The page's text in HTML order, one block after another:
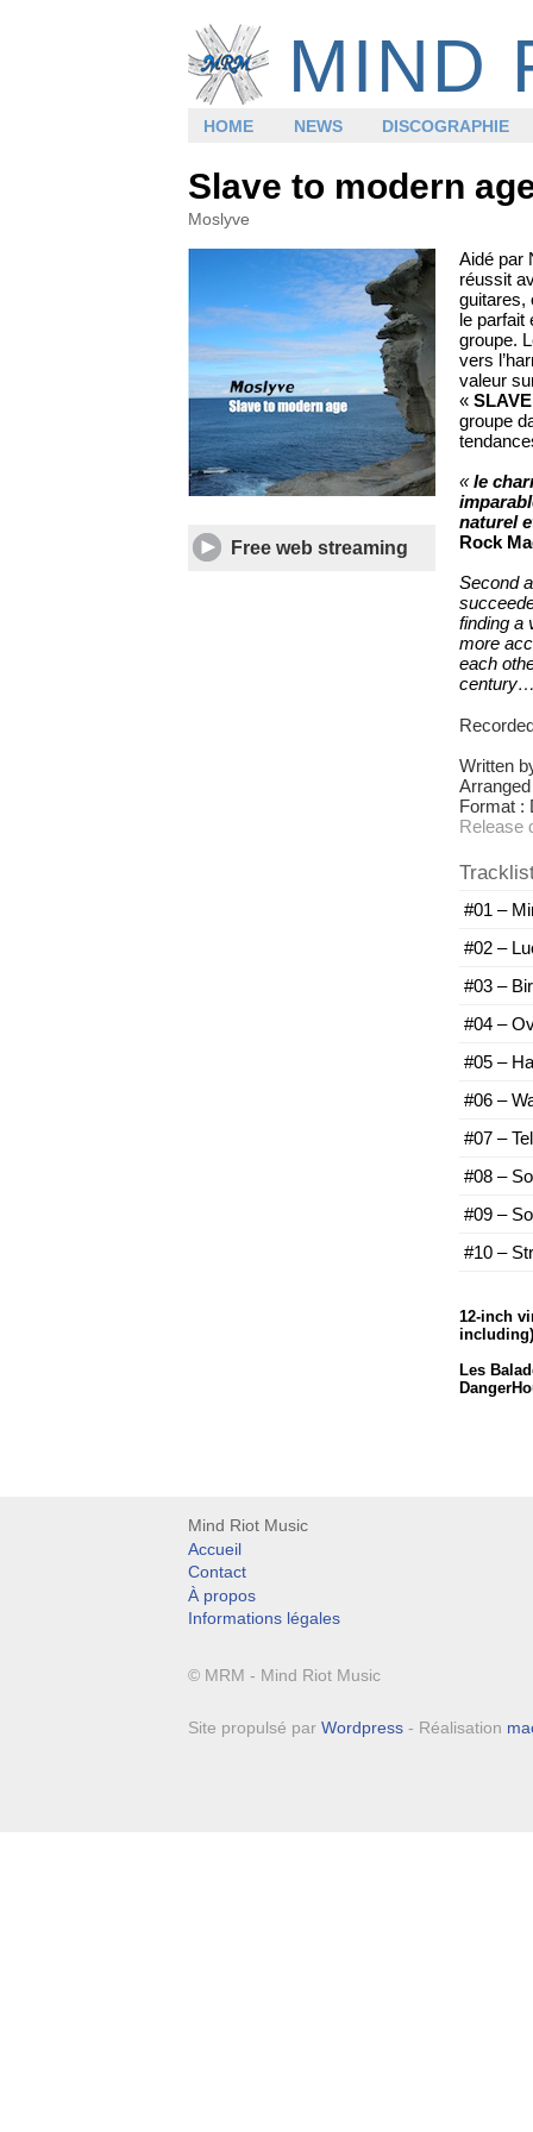
MIND
HOME NEWS DISCOGRAPHIE
Slave to modern
Moslyve
Free web streaming
Aidé par
réussit
guitares,
le parfait
groupe.
vers
valeur
«
groupe
«le
naturel
Rock
Second
finding a
more
each
Written
Format :
Release
#01 –
#02 –
#03 –
#04 –
#05 –
#06 –
#07 –
#08 –
#09 –
#10 –
12-inch
Les
Mind Riot Music
Accueil
Contact
À propos
Informations légales
© MRM - Mind Riot Music
Site propulsé par Wordpress- Réalisation